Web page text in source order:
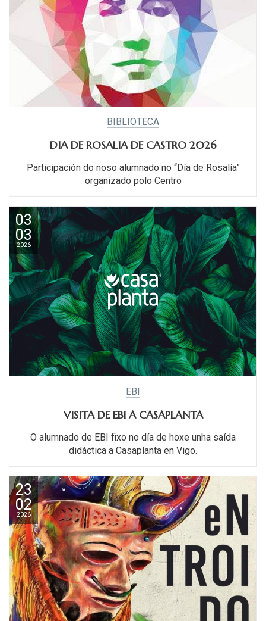
BIBLIOTECA
DIA DE ROSALIA DE CASTRO 2026
Participación do noso alumnado no “Día de Rosalía”
organizado polo Centro
03
03
2026
EBI
VISITA DE EBI A CASAPLANTA
O alumnado de EBI fixo no día de hoxe unha saída
didáctica a Casaplanta en Vigo.
23
02
2026